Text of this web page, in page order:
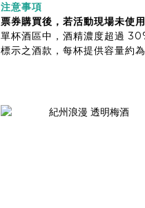
注意事項
票券購買後，若活動現場未使
單杯酒區中，酒精濃度超過
標示之酒款，每杯提供容量約